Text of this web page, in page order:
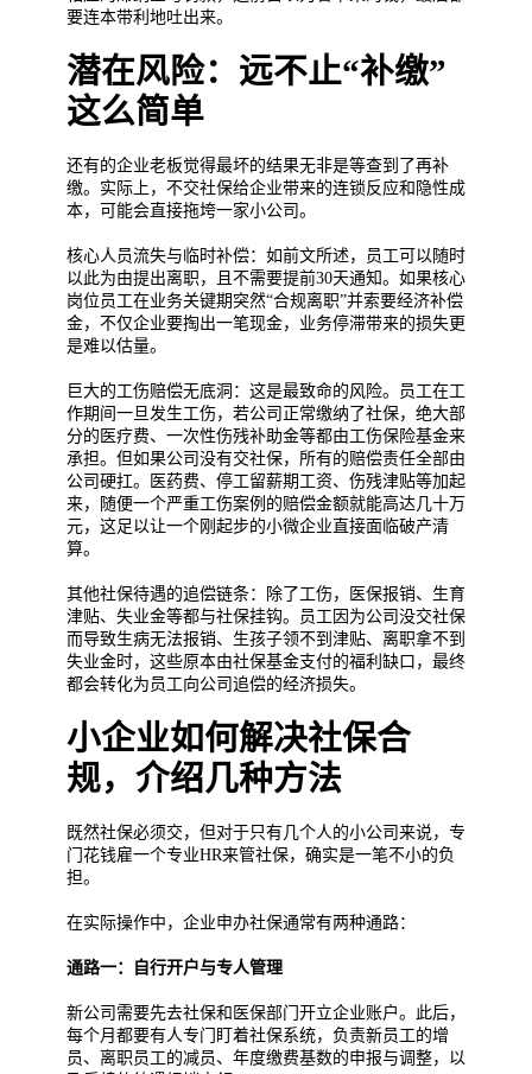
要连本带利地吐出来。
潜在风险：远不止“补缴”
这么简单
还有的企业老板觉得最坏的结果无非是等查到了再补
缴。实际上，不交社保给企业带来的连锁反应和隐性成
本，可能会直接拖垮一家小公司。
核心人员流失与临时补偿：如前文所述，员工可以随时
以此为由提出离职，且不需要提前30天通知。如果核心
岗位员工在业务关键期突然“合规离职”并索要经济补偿
金，不仅企业要掏出一笔现金，业务停滞带来的损失更
是难以估量。
巨大的工伤赔偿无底洞：这是最致命的风险。员工在工
作期间一旦发生工伤，若公司正常缴纳了社保，绝大部
分的医疗费、一次性伤残补助金等都由工伤保险基金来
承担。但如果公司没有交社保，所有的赔偿责任全部由
公司硬扛。医药费、停工留薪期工资、伤残津贴等加起
来，随便一个严重工伤案例的赔偿金额就能高达几十万
元，这足以让一个刚起步的小微企业直接面临破产清
算。
其他社保待遇的追偿链条：除了工伤，医保报销、生育
津贴、失业金等都与社保挂钩。员工因为公司没交社保
而导致生病无法报销、生孩子领不到津贴、离职拿不到
失业金时，这些原本由社保基金支付的福利缺口，最终
都会转化为员工向公司追偿的经济损失。
小企业如何解决社保合
规，介绍几种方法
既然社保必须交，但对于只有几个人的小公司来说，专
门花钱雇一个专业HR来管社保，确实是一笔不小的负
担。
在实际操作中，企业申办社保通常有两种通路：
通路一：自行开户与专人管理
新公司需要先去社保和医保部门开立企业账户。此后，
每个月都要有人专门盯着社保系统，负责新员工的增
员、离职员工的减员、年度缴费基数的申报与调整，以